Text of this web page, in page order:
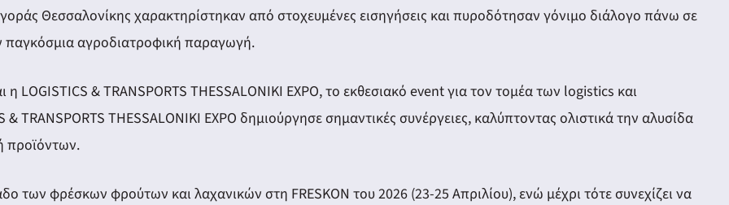
Θεσσαλονίκης χαρακτηρίστηκαν από στοχευμένες εισηγήσεις και πυροδότησαν γόνιμο διάλογο πάνω σε
παγκόσμια αγροδιατροφική παραγωγή.
LOGISTICS & TRANSPORTS THESSALONIKI EXPO, το εκθεσιακό event για τον τομέα των logistics και
THESSALONIKI EXPO δημιούργησε σημαντικές συνέργειες, καλύπτοντας ολιστικά την αλυσίδα
προϊόντων.
των φρέσκων φρούτων και λαχανικών στη FRESKON του 2026 (23-25 Απριλίου), ενώ μέχρι τότε συνεχίζει να